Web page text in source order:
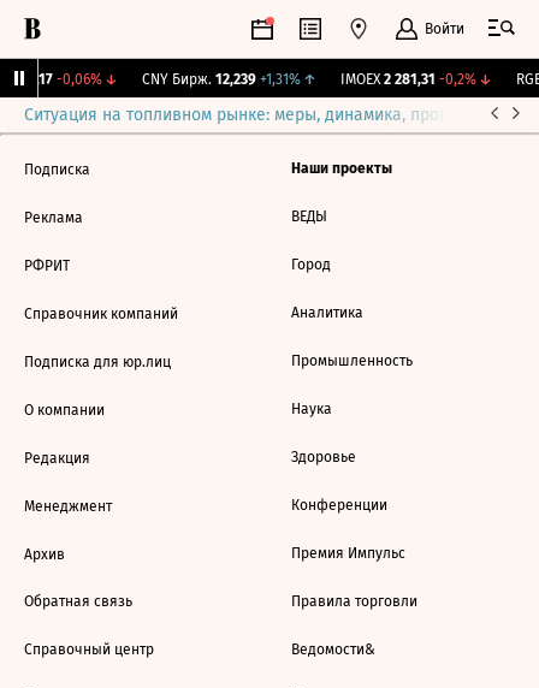
Войти
115,17 -0,06%↓ CNY Бирж. 12,239 +1,31%↑ IMOEX 2 281,31 -0,2%↓
Ситуация на топливном рынке: меры, динамика, прогнозы
Подписка
Реклама
РФРИТ
Справочник компаний
Подписка для юр.лиц
О компании
Редакция
Менеджмент
Архив
Обратная связь
Справочный центр
Наши проекты
ВЕДЫ
Город
Аналитика
Промышленность
Наука
Здоровье
Конференции
Премия Импульс
Правила торговли
Ведомости&